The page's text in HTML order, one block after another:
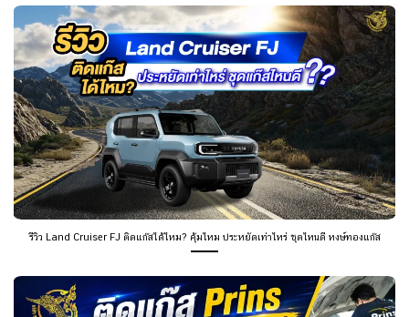
รีวิว Land Cruiser FJ ติดแก๊สได้ไหม? คุ้มไหม ประหยัดเท่าไหร่ ชุดไหนดี หงษ์ทองแก๊ส